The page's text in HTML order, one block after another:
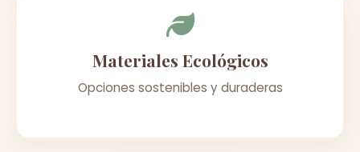
Materiales Ecológicos
Opciones sostenibles y duraderas